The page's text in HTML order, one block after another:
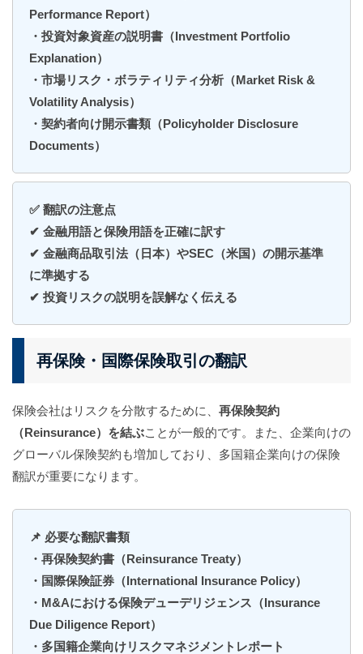
Performance Report）
・投資対象資産の説明書（Investment Portfolio
Explanation）
・市場リスク・ボラティリティ分析（Market Risk &
Volatility Analysis）
・契約者向け開示書類（Policyholder Disclosure
Documents）
✅ 翻訳の注意点
✔ 金融用語と保険用語を正確に訳す
✔ 金融商品取引法（日本）やSEC（米国）の開示基準
に準拠する
✔ 投資リスクの説明を誤解なく伝える
再保険・国際保険取引の翻訳
保険会社はリスクを分散するために、 再保険契約
（Reinsurance）を結ぶことが一般的です。また、企業向けの
グローバル保険契約も増加しており、多国籍企業向けの保険
翻訳が重要になります。
📌 必要な翻訳書類
・再保険契約書（Reinsurance Treaty）
・国際保険証券（International Insurance Policy）
・M&Aにおける保険デューデリジェンス（Insurance
Due Diligence Report）
・多国籍企業向けリスクマネジメントレポート